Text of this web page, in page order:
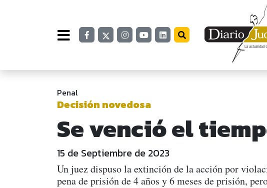
Penal
Decisión novedosa
Se venció el
15 de Septiembre de 2023
Un juez dispuso la extinción de la acción por
pena de prisión de 4 años y 6 meses de prisión,